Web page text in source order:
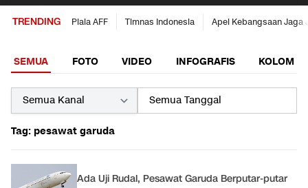
TRENDING Piala AFF Timnas Indonesia Apel Kebangsaan Jaga
SEMUA FOTO VIDEO INFOGRAFIS KOLOM
Tag: pesawat garuda
Ada Uji Rudal, Pesawat Garuda Berputar-putar